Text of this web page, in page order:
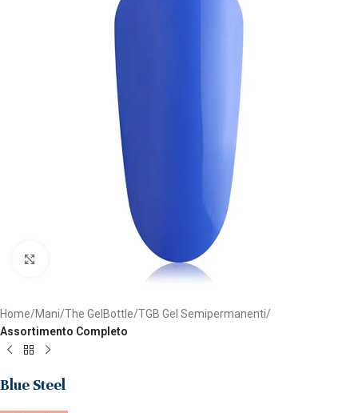
Home Mani The GelBottle TGB Gel Semipermanenti
Assortimento Completo
Blue Steel